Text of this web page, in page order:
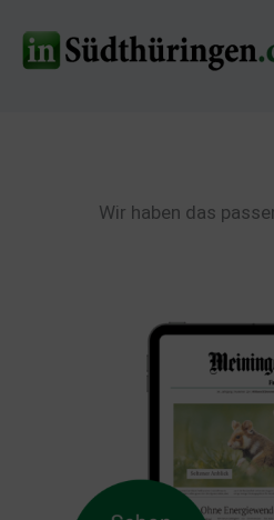
Inhalt
springen
Wir haben das